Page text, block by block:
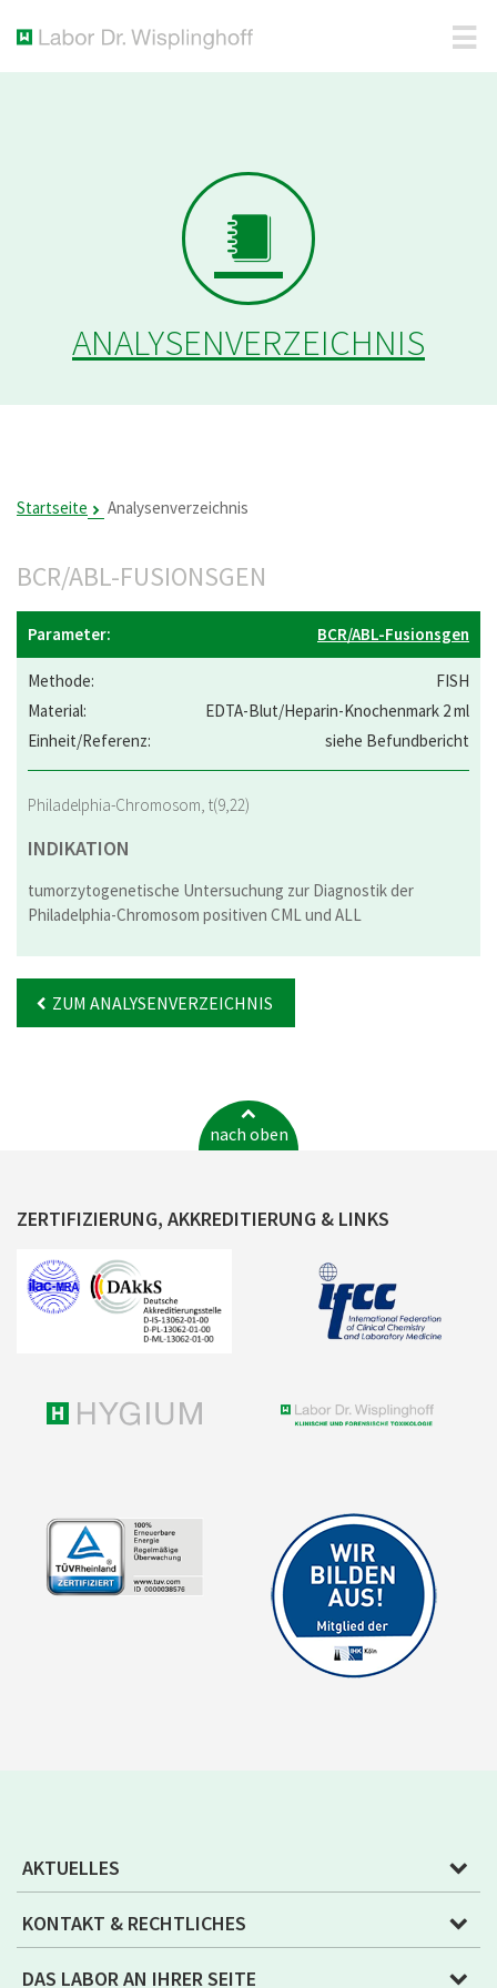
ANALYSENVERZEICHNIS
Startseite Analysenverzeichnis
BCR/ABL-FUSIONSGEN
BCR/ABL-Fusionsgen
FISH
EDTA-Blut/Heparin-Knochenmark 2 ml
siehe Befundbericht
Philadelphia-Chromosom, t(9,22)
INDIKATION
tumorzytogenetische Untersuchung zur Diagnostik der
Philadelphia-Chromosom positiven CML und ALL
ZUM ANALYSENVERZEICHNIS
nach oben
ZERTIFIZIERUNG, AKKREDITIERUNG & LINKS
AKTUELLES
KONTAKT & RECHTLICHES
DAS LABOR AN IHRER SEITE